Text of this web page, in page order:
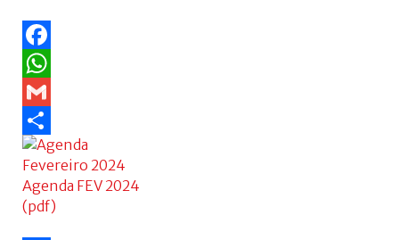
Facebook
WhatsApp
Gmail
Share
Agenda FEV 2024
(pdf)